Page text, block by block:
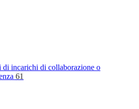
di incarichi di collaborazione o
61